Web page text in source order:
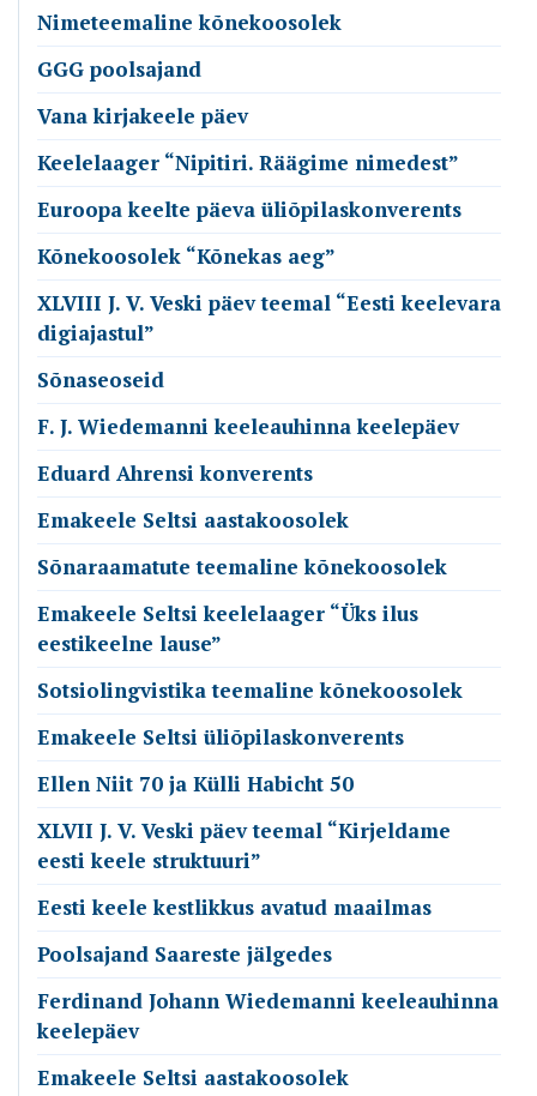
Nimeteemaline kõnekoosolek
GGG poolsajand
Vana kirjakeele päev
Keelelaager “Nipitiri. Räägime nimedest”
Euroopa keelte päeva üliõpilaskonverents
Kõnekoosolek “Kõnekas aeg”
XLVIII J. V. Veski päev teemal “Eesti keelevara
digiajastul”
Sõnaseoseid
F. J. Wiedemanni keeleauhinna keelepäev
Eduard Ahrensi konverents
Emakeele Seltsi aastakoosolek
Sõnaraamatute teemaline kõnekoosolek
Emakeele Seltsi keelelaager “Üks ilus
eestikeelne lause”
Sotsiolingvistika teemaline kõnekoosolek
Emakeele Seltsi üliõpilaskonverents
Ellen Niit 70 ja Külli Habicht 50
XLVII J. V. Veski päev teemal “Kirjeldame
eesti keele struktuuri”
Eesti keele kestlikkus avatud maailmas
Poolsajand Saareste jälgedes
Ferdinand Johann Wiedemanni keeleauhinna
keelepäev
Emakeele Seltsi aastakoosolek